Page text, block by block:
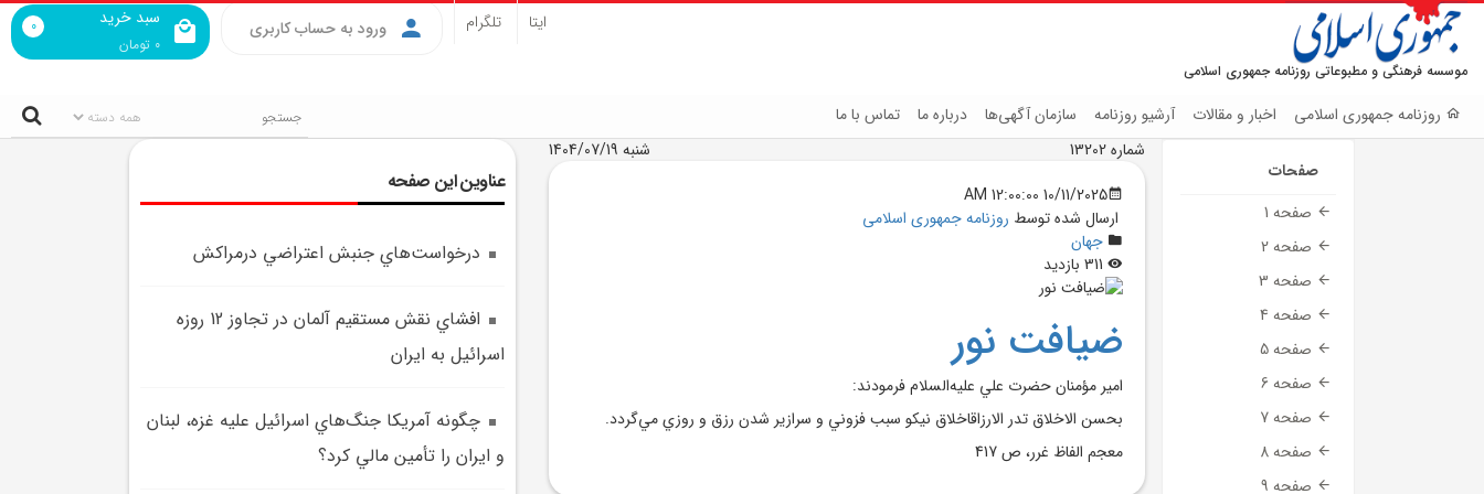
موسسه فرهنگی و مطبوعاتی روزنامه جمهوری اسلامی
سبد خرید
0 تومان
0 ورود به حساب کاربری ایتا تلگرام
روزنامه جمهوری اسلامی اخبار و مقالات آرشیو روزنامه سازمان آگهی‌ها درباره ما تماس با ما
صفحات
صفحه 1
صفحه 2
صفحه 3
صفحه 4
صفحه 5
صفحه 6
صفحه 7
صفحه 8
صفحه 9
شماره 13202
شنبه 1404/07/19
10/11/2025 12:00:00 AM
ارسال شده توسط روزنامه جمهوری اسلامی
جهان
ضيافت نور
امير مؤمنان حضرت علي عليه‌السلام فرمودند:
بحسن الاخلاق تدر الارزاقاخلاق نيکو سبب فزوني و سرازير شدن رزق و روزي مي‌گردد.
معجم الفاظ غرر، ص 417
عناوین این صفحه
درخواست‌هاي جنبش اعتراضي درمراکش
افشاي نقش مستقيم آلمان در تجاوز 12 روزه
اسرائيل به ايران
چگونه آمريکا جنگ‌هاي اسرائيل عليه غزه، لبنان
و ايران را تأمين مالي کرد؟